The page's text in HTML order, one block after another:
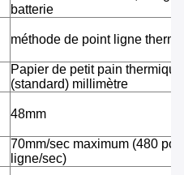
batterie
méthode de point ligne
Papier de petit pain
(standard) millimètre
48mm
70mm/sec maximum (480
ligne/sec)